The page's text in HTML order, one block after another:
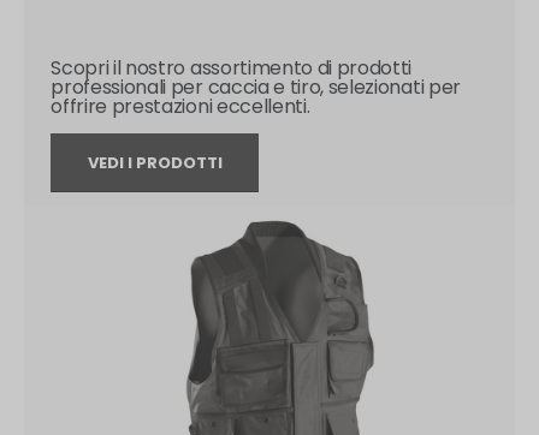
Scopri il nostro assortimento di prodotti
professionali per caccia e tiro, selezionati per
offrire prestazioni eccellenti.
VEDI I PRODOTTI